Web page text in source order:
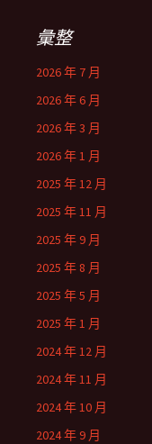
彙整
2026 年 7 月
2026 年 6 月
2026 年 3 月
2026 年 1 月
2025 年 12 月
2025 年 11 月
2025 年 9 月
2025 年 8 月
2025 年 5 月
2025 年 1 月
2024 年 12 月
2024 年 11 月
2024 年 10 月
2024 年 9 月